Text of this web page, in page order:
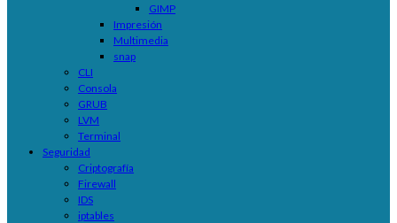
GIMP
Impresión
Multimedia
snap
CLI
Consola
GRUB
LVM
Terminal
Seguridad
Criptografía
Firewall
IDS
iptables